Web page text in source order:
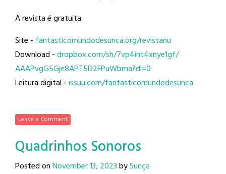
A revista é gratuita.
Site - fantasticomundodesunca.org/revistanu
Download -dropbox.com/sh/7vp4int4xnye1gf/
AAAPvgG5Gje8APT5D2FPuWbma?dl=0
Leitura digital -issuu.com/fantasticomundodesunca
Leave a Comment
Quadrinhos Sonoros
Posted onNovember 13, 2023bySunça